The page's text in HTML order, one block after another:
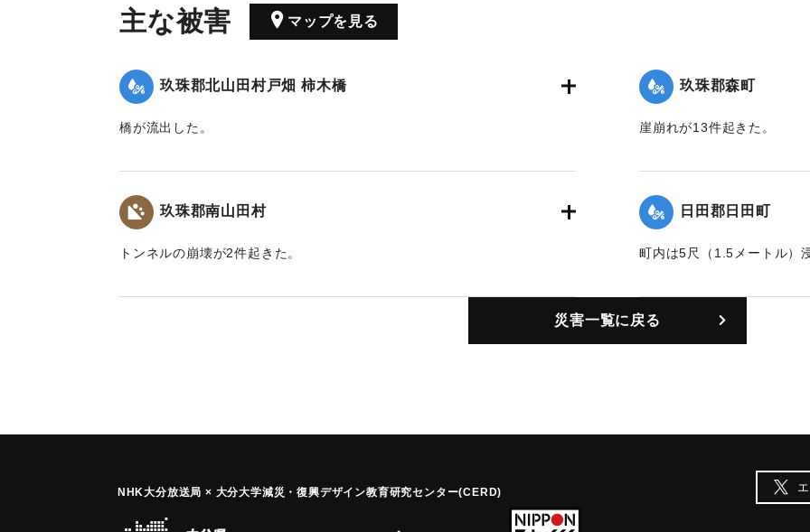
主な被害 マップを見る
玖珠郡北山田村戸畑 柿木橋
橋が流出した。
｜固有コード:00360001
玖珠郡森町
崖崩れが13件起きた。
｜固有コード:00360002
玖珠郡南山田村
トンネルの崩壊が2件起きた。
｜固有コード:00360003
日田郡日田町
町内は5尺（1.5メートル）
｜固有コード:00360004
災害一覧に戻る
NHK大分放送局 × 大分大学減災 ・復興デザイン教育研究センター(CERD)